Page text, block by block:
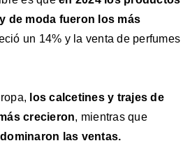
de moda fueron los más
un 14% y la venta de perfumes
los calcetines y trajes de
crecieron, mientras que
las ventas.